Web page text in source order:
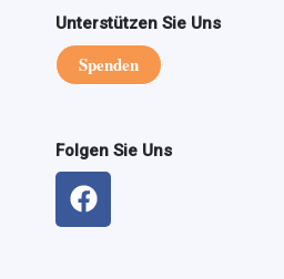
Unterstützen Sie Uns
Spenden
Folgen Sie Uns
F
a
c